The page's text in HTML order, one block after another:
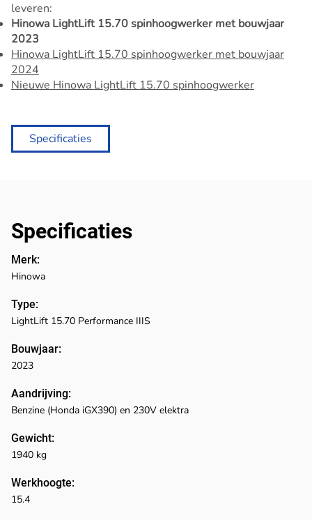
leveren:
Hinowa LightLift 15.70 spinhoogwerker met bouwjaar
2023
Hinowa LightLift 15.70 spinhoogwerker met bouwjaar
2024
Nieuwe Hinowa LightLift 15.70 spinhoogwerker
Specificaties
Specificaties
Merk:
Type:
Bouwjaar:
Aandrijving:
Gewicht:
Werkhoogte:
Hinowa
LightLift 15.70 Performance IIIS
2023
Benzine (Honda iGX390) en 230V elektra
1940 kg
15.4